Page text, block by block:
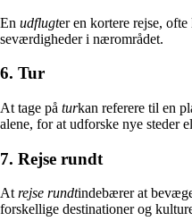
En udflugter en kortere rejse,
seværdigheder i nærområdet.
6. Tur
At tage på turkan referere til en
alene, for at udforske nye steder
7. Rejse rundt
Atrejse rundtindebærer at
forskellige destinationer og